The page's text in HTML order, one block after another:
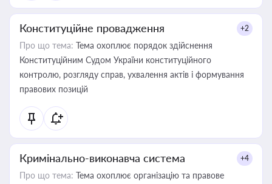
Конституційне провадження +2
Про що тема: Тема охоплює порядок здійснення
Конституційним Судом України конституційного
контролю, розгляду справ, ухвалення актів і формування
правових позицій
Кримінально-виконавча система +4
Про що тема: Тема охоплює організацію та правове